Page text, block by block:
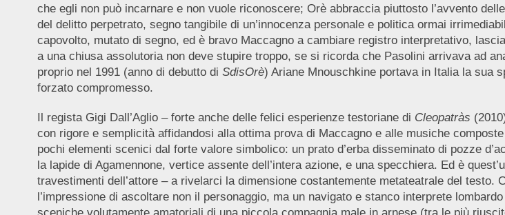
che egli non può incarnare e non vuole riconoscere; Orè abbraccia piuttosto l’avvento
del delitto perpetrato, segno tangibile di un’innocenza personale e politica ormai
capovolto, mutato di segno, ed è bravo Maccagno a cambiare registro interpretativo,
a una chiusa assolutoria non deve stupire troppo, se si ricorda che Pasolini arrivava ad
proprio nel 1991 (anno di debutto di SdisOrè) Ariane Mnouschkine portava in Italia la sua
forzato compromesso.
Il regista Gigi Dall’Aglio – forte anche delle felici esperienze testoriane di Cleopatràs
con rigore e semplicità affidandosi alla ottima prova di Maccagno e alle musiche
pochi elementi scenici dal forte valore simbolico: un prato d’erba disseminato di pozze
la lapide di Agamennone, vertice assente dell’intera azione, e una specchiera. Ed è
travestimenti dell’attore – a rivelarci la dimensione costantemente metateatrale del testo.
l’impressione di ascoltare non il personaggio, ma un navigato e stanco interprete